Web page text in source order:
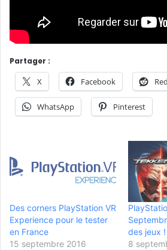
Partager :
X Facebook
WhatsApp Pinterest
Des corners PlayStation VR
Experience pour le tester
en France
15 septembre 2016
des jeux !
8